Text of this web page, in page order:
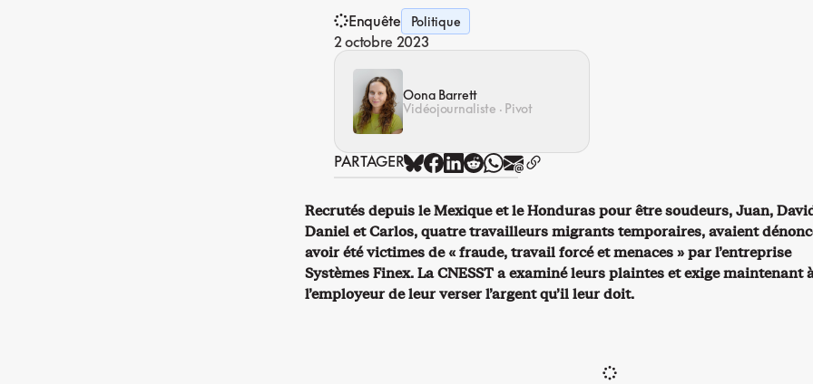
Enquête Politique
2 octobre 2023
Oona Barrett
Vidéojournaliste · Pivot
PARTAGER
Recrutés depuis le Mexique et le Honduras pour être soudeurs, Juan,
Daniel et Carlos, quatre travailleurs migrants temporaires, avaient
avoir été victimes de « fraude, travail forcé et menaces » par l’entreprise
Systèmes Finex. La CNESST a examiné leurs plaintes et exige maintenant
l’employeur de leur verser l’argent qu’il leur doit.